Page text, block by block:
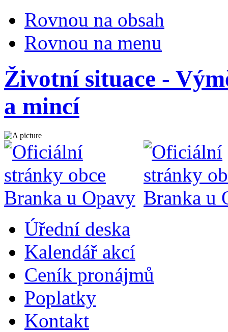
Rovnou na obsah
Rovnou na menu
Životní situace -
a mincí
Úřední deska
Kalendář akcí
Ceník pronájmů
Poplatky
Kontakt